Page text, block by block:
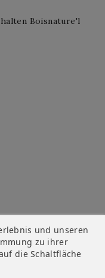
und unseren
zu ihrer
die Schaltfläche
Boisnature'l